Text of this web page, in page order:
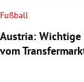
Fußball
Austria: Wichtige
vom